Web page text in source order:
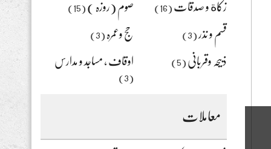
صوم (روزہ ) (15) زکاة و صدقات (16)
حج وعمرہ (3) قسم و نذر (3)
اوقاف ، مساجد و مدارس
(3)
ذبیحہ وقربانی (5)
معاملات